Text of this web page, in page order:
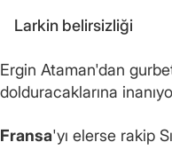
Larkin belirsizliği
Ergin Ataman'dan
dolduracaklarına
Fransa'yı elerse rakip